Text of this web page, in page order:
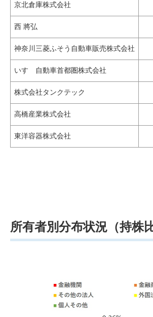
京北倉庫株式会社
西 將弘
神奈川三菱ふそう自動車販売株式会社
いすゞ自動車首都圏株式会社
株式会社タンクテック
高橋産業株式会社
東洋容器株式会社
所有者別分布状況（持株